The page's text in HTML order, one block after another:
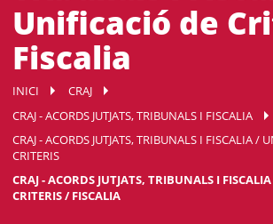
Unificació de
Fiscalia
INICI
CRAJ
CRAJ - ACORDS JUTJATS, TRIBUNALS I FISCALIA
CRAJ - ACORDS JUTJATS, TRIBUNALS I FISCALIA /
CRITERIS
CRAJ - ACORDS JUTJATS, TRIBUNALS I
CRITERIS / FISCALIA